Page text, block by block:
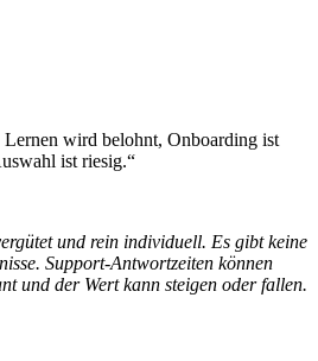
wird belohnt, Onboarding ist
ist riesig.“
und rein individuell. Es gibt keine
Support-Antwortzeiten können
und der Wert kann steigen oder fallen.